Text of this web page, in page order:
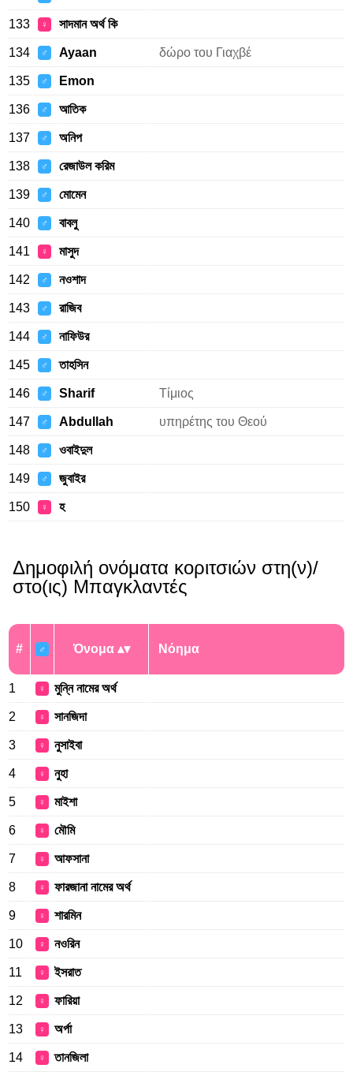
133 ♀ সাদমান অর্থ কি
134 ♂ Ayaan δώρο του Γιαχβέ
135 ♂ Emon
136 ♂ আতিক
137 ♂ অনিপ
138 ♂ রেজাউল করিম
139 ♂ মোমেন
140 ♂ বাবলু
141 ♀ মাসুদ
142 ♂ নওশাদ
143 ♂ রাজিব
144 ♂ নাফিউর
145 ♂ তাহসিন
146 ♂ Sharif Τίμιος
147 ♂ Abdullah υπηρέτης του Θεού
148 ♂ ওবাইদুল
149 ♂ জুবাইর
150 ♀ হ
Δημοφιλή ονόματα κοριτσιών στη(ν)/
στο(ις) Μπαγκλαντές
# ♂ Όνομα Νόημα
1 ♀ মুন্নি নামের অর্থ
2 ♀ সানজিদা
3 ♀ নুসাইবা
4 ♀ নুহা
5 ♀ মাইশা
6 ♀ মৌমি
7 ♀ আফসানা
8 ♀ ফারজানা নামের অর্থ
9 ♀ শারমিন
10 ♀ নওরিন
11 ♀ ইসরাত
12 ♀ ফারিয়া
13 ♀ অর্পা
14 ♀ তানজিলা